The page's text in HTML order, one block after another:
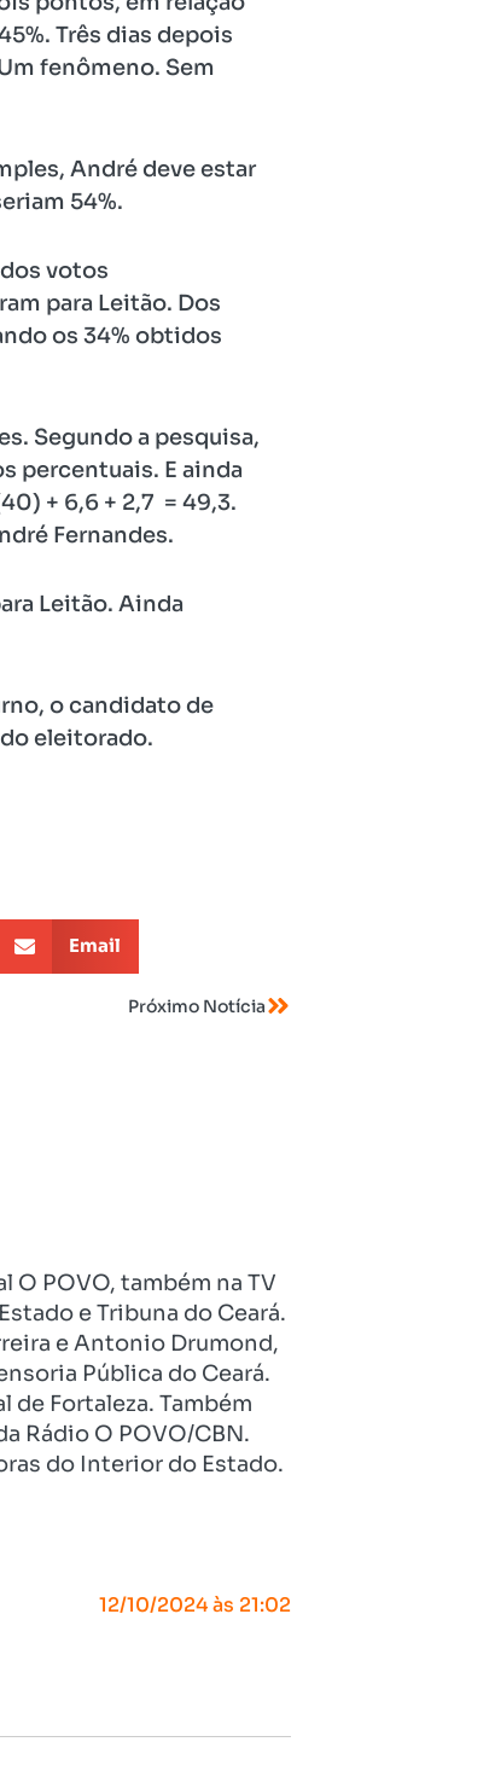
Três dias depois
fenômeno. Sem
André deve estar
54%.
votos
para Leitão. Dos
os 34% obtidos
Segundo a pesquisa,
percentuais. E ainda
+ 6,6 + 2,7 ‎ = 49,3.
Fernandes.
Leitão. Ainda
o candidato de
eleitorado.
Email
Próximo Notícia
O POVO, também na TV
e Tribuna do Ceará.
e Antonio Drumond,
Pública do Ceará.
Fortaleza. Também
Rádio O POVO/CBN.
do Interior do Estado.
12/10/2024 às 21:02